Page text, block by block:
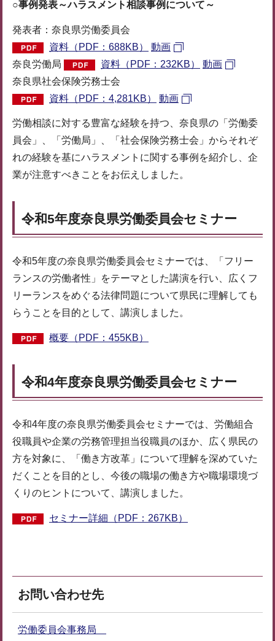
○事例発表～ハラスメント相談事例について～
発表者：奈良県労働委員会
資料（PDF：688KB）
動画
奈良労働局
資料（PDF：232KB）
動画
奈良県社会保険労務士会
資料（PDF：4,281KB）
動画
労働相談に対する豊富な経験を持つ、奈良県の「労働委
員会」、「労働局」、「社会保険労務士会」からそれぞ
れの経験を基にハラスメントに関する事例を紹介し、企
業が注意すべきことをお伝えしました。
令和5年度奈良県労働委員会セミナー
令和5年度の奈良県労働委員会セミナーでは、「フリー
ランスの労働者性」をテーマとした講演を行い、広くフ
リーランスをめぐる法律問題について県民に理解しても
らうことを目的として、講演しました。
概要（PDF：455KB）
令和4年度奈良県労働委員会セミナー
令和4年度の奈良県労働委員会セミナーでは、労働組合
役職員や企業の労務管理担当役職員のほか、広く県民の
方を対象に、「働き方改革」について理解を深めていた
だくことを目的とし、今後の職場の働き方や職場環境づ
くりのヒントについて、講演しました。
セミナー詳細（PDF：267KB）
お問い合わせ先
労働委員会事務局